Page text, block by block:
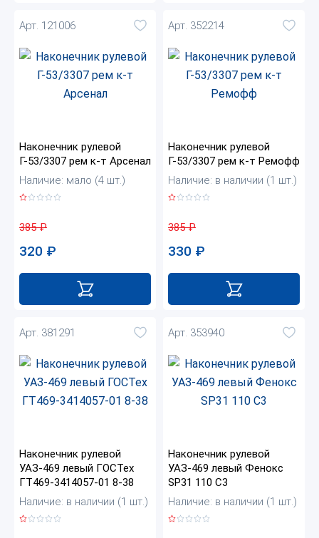
Арт. 121006
Наконечник рулевой
Г-53/3307 рем к-т Арсенал
Наличие: мало (4 шт.)
385₽
320 ₽
Арт. 352214
Наконечник рулевой
Г-53/3307 рем к-т Ремофф
Наличие: в наличии (1 шт.)
385₽
330 ₽
Арт. 381291
Наконечник рулевой
УАЗ-469 левый ГОСТех
ГТ469-3414057-01 8-38
Наличие: в наличии (1 шт.)
Арт. 353940
Наконечник рулевой
УАЗ-469 левый Фенокс
SP31 110 C3
Наличие: в наличии (1 шт.)